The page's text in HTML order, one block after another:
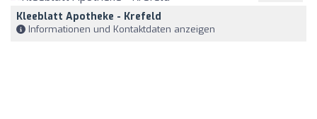
Kleeblatt Apotheke - Krefeld
Informationen und Kontaktdaten anzeigen